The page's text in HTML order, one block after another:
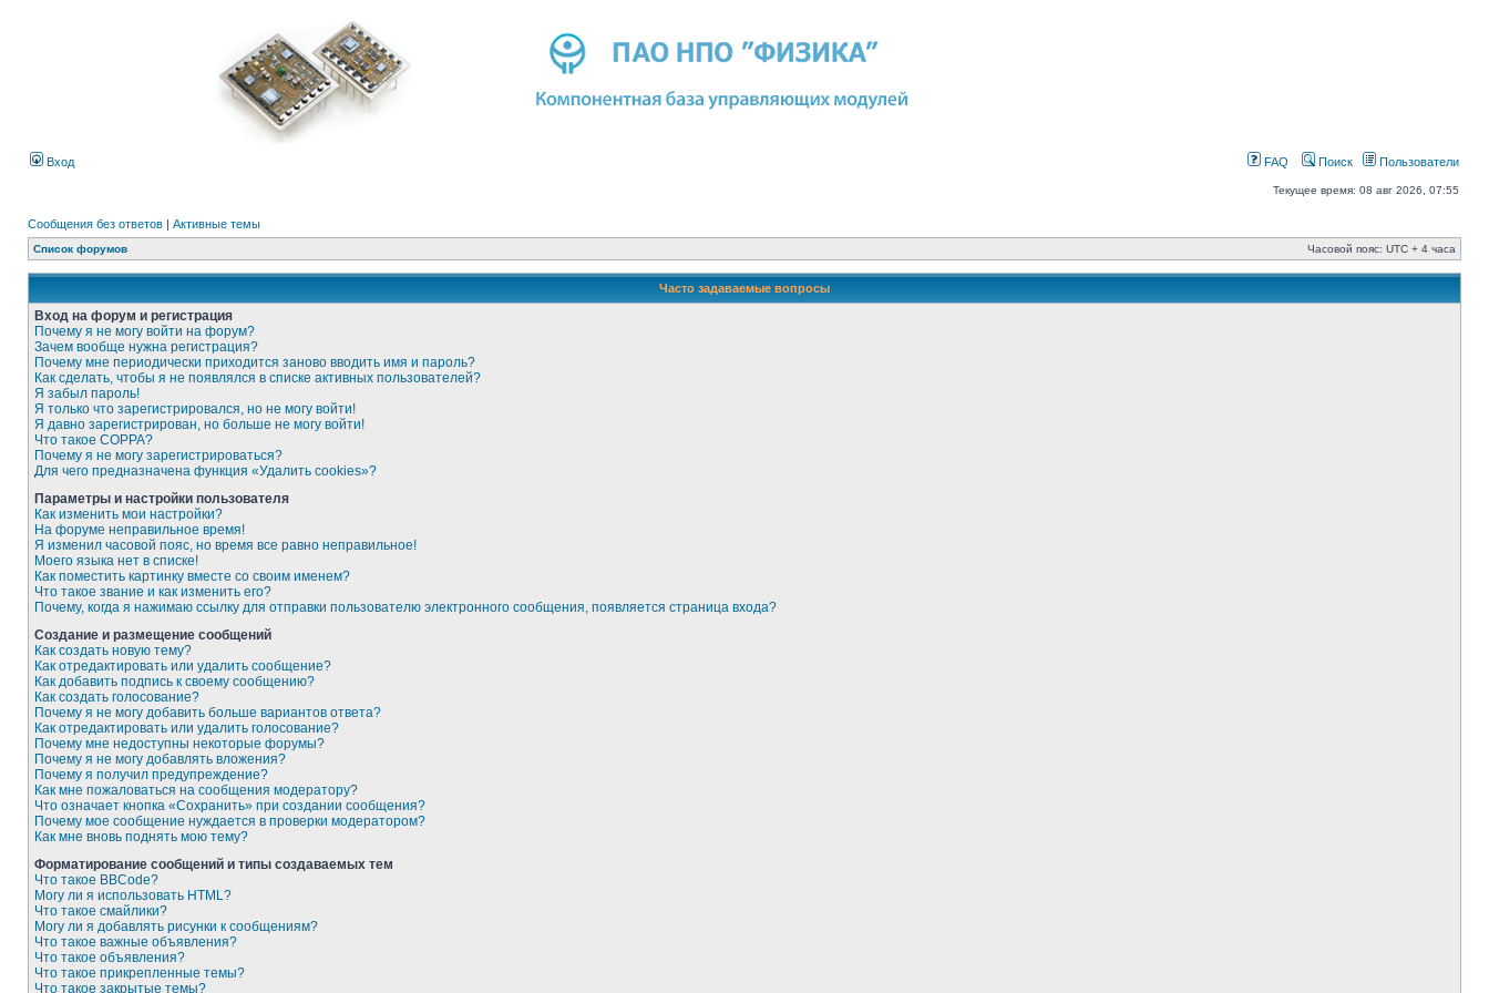
Вход FAQ Поиск Пользователи
Текущее время: 08 авг 2026, 07:55
Сообщения без ответов | Активные темы
Список форумов Часовой пояс: UTC + 4 часа
Часто задаваемые вопросы
Вход на форум и регистрация
Почему я не могу войти на форум?
Зачем вообще нужна регистрация?
Почему мне периодически приходится заново вводить имя и пароль?
Как сделать, чтобы я не появлялся в списке активных пользователей?
Я забыл пароль!
Я только что зарегистрировался, но не могу войти!
Я давно зарегистрирован, но больше не могу войти!
Что такое COPPA?
Почему я не могу зарегистрироваться?
Для чего предназначена функция «Удалить cookies»?
Параметры и настройки пользователя
Как изменить мои настройки?
На форуме неправильное время!
Я изменил часовой пояс, но время все равно неправильное!
Моего языка нет в списке!
Как поместить картинку вместе со своим именем?
Что такое звание и как изменить его?
Почему, когда я нажимаю ссылку для отправки пользователю электронного сообщения, появляется страница входа?
Создание и размещение сообщений
Как создать новую тему?
Как отредактировать или удалить сообщение?
Как добавить подпись к своему сообщению?
Как создать голосование?
Почему я не могу добавить больше вариантов ответа?
Как отредактировать или удалить голосование?
Почему мне недоступны некоторые форумы?
Почему я не могу добавлять вложения?
Почему я получил предупреждение?
Как мне пожаловаться на сообщения модератору?
Что означает кнопка «Сохранить» при создании сообщения?
Почему мое сообщение нуждается в проверки модератором?
Как мне вновь поднять мою тему?
Форматирование сообщений и типы создаваемых тем
Что такое BBCode?
Могу ли я использовать HTML?
Что такое смайлики?
Могу ли я добавлять рисунки к сообщениям?
Что такое важные объявления?
Что такое объявления?
Что такое прикрепленные темы?
Что такое закрытые темы?